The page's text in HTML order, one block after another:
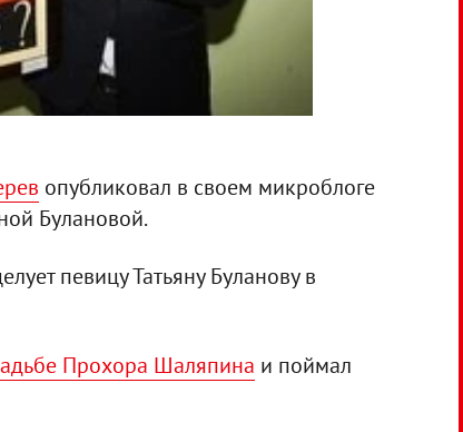
опубликовал в своем микроблоге
Булановой.
певицу Татьяну Буланову в
Прохора Шаляпина и поймал